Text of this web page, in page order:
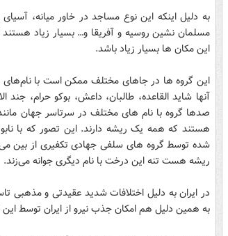
به دلیل اینکه این نوع مساجد در خاور میانه،
مسلمان نشین روسیه و آفریقا و… بسیار زیاد
این مکان ها بسیار زیاد باشد.
این گروه ها در جاهای مختلف ممکن است با
آنها شاید القاعده، طالبان، داعش، بوکو حرام، جند
صدها گروه با نام های مختلف در سرتاسر جهان
هستند که همه یک ریشه دارند. این تصور که با
شده توسط گروه های سلفی جهادی تکفیری از بین
ریشه هست تنه این درخت با نام دیگری جوانه می‌زند.
در ایران به دلیل اختلافات شدید عقیدتی و
به همین دلیل هم امکان جذب نیرو از ایران توسط